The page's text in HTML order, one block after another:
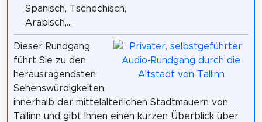
Spanisch, Tschechisch,
Arabisch,...
Dieser Rundgang
führt Sie zu den
herausragendsten
Sehenswürdigkeiten
innerhalb der mittelalterlichen Stadtmauern von
Tallinn und gibt Ihnen einen kurzen Überblick über